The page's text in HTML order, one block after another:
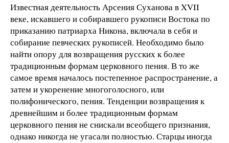
Известная деятельность Арсения Суханова в XVII
веке, искавшего и собиравшего рукописи Востока по
приказанию патриарха Никона, включала в себя и
собирание певческих рукописей. Необходимо было
найти опору для возвращения русских к более
традиционным формам церковного пения. В то же
самое время началось постепенное распространение, а
затем и укоренение многоголосного, или
полифонического, пения. Тенденции возвращения к
древнейшим и более традиционным формам
церковного пения не снискали всеобщего признания,
однако никогда не угасали полностью. Старцы иногда